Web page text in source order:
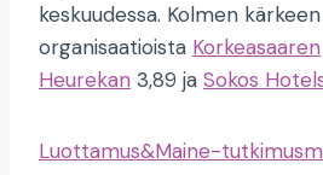
keskuudessa. Kolmen
organisaatioista Korkeasaaren
Heurekan 3,89 ja Sokos
Luottamus&Maine-